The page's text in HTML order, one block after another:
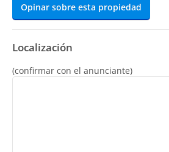
Opinar sobre esta propiedad
Localización
(confirmar con el anunciante)